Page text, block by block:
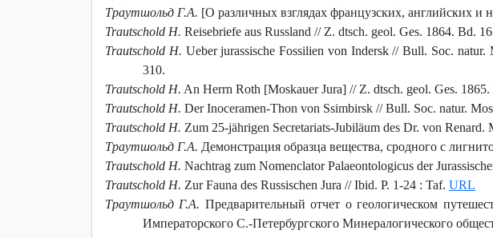
Траутшольд Г.А. [О различных взглядах французских, английских и
Trautschold H. Reisebriefe aus Russland // Z. dtsch. geol. Ges. 1864. Bd.
Trautschold H. Ueber jurassische Fossilien von Indersk // Bull. Soc.
310.
Trautschold H. An Herrn Roth [Moskauer Jura] // Z. dtsch. geol. Ges.
Trautschold H. Der Inoceramen-Thon von Ssimbirsk // Bull. Soc. natur.
Trautschold H. Zum 25-jährigen Secretariats-Jubiläum des Dr. von Renard.
Траутшольд Г.А. Демонстрация образца вещества, сродного с
Trautschold H. Nachtrag zum Nomenclator Palaeontologicus der
Trautschold H. Zur Fauna des Russischen Jura // Ibid. P. 1-24 : Taf. URL
Траутшольд Г.А. Предварительный отчет о геологическом
Императорского С.-Петербургского Минералогического